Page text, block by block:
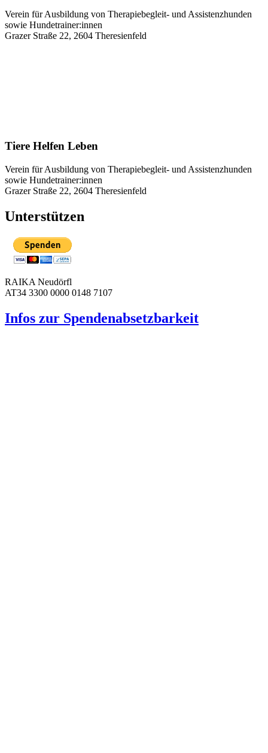
Verein für Ausbildung von Therapiebegleit- und Assistenzhunden
sowie Hundetrainer:innen
Grazer Straße 22, 2604 Theresienfeld
Tiere Helfen Leben
Verein für Ausbildung von Therapiebegleit- und Assistenzhunden
sowie Hundetrainer:innen
Grazer Straße 22, 2604 Theresienfeld
Unterstützen
RAIKA Neudörfl
AT34 3300 0000 0148 7107
Infos zur Spenden­absetzbarkeit